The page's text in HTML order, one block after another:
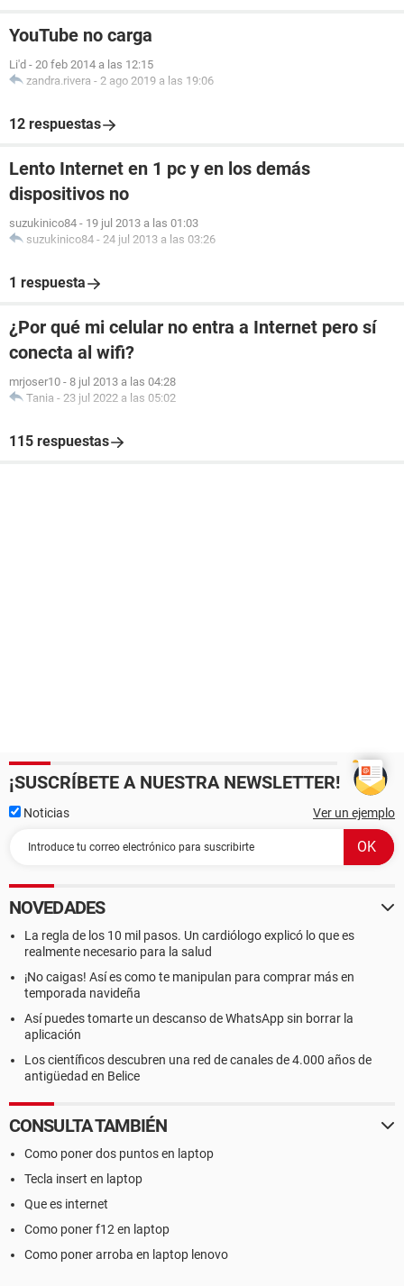
YouTube no carga
Li'd - 20 feb 2014 a las 12:15
zandra.rivera - 2 ago 2019 a las 19:06
12 respuestas
Lento Internet en 1 pc y en los demás
dispositivos no
suzukinico84 - 19 jul 2013 a las 01:03
suzukinico84 - 24 jul 2013 a las 03:26
1 respuesta
¿Por qué mi celular no entra a Internet pero sí
conecta al wifi?
mrjoser10 - 8 jul 2013 a las 04:28
Tania - 23 jul 2022 a las 05:02
115 respuestas
¡SUSCRÍBETE A NUESTRA NEWSLETTER!
Noticias Ver un ejemplo
NOVEDADES
La regla de los 10 mil pasos. Un cardiólogo explicó lo que es
realmente necesario para la salud
¡No caigas! Así es como te manipulan para comprar más en
temporada navideña
Así puedes tomarte un descanso de WhatsApp sin borrar la
aplicación
Los científicos descubren una red de canales de 4.000 años de
antigüedad en Belice
CONSULTA TAMBIÉN
Como poner dos puntos en laptop
Tecla insert en laptop
Que es internet
Como poner f12 en laptop
Como poner arroba en laptop lenovo